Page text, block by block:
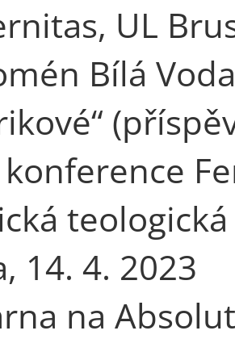
UL
Bílá
konference
14. 4. 2023
na